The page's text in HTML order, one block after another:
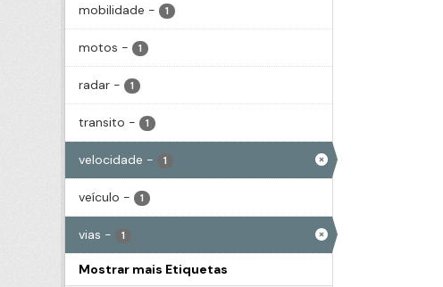
mobilidade - 1
motos - 1
radar - 1
transito - 1
velocidade - 1
veículo - 1
vias - 1
Mostrar mais Etiquetas